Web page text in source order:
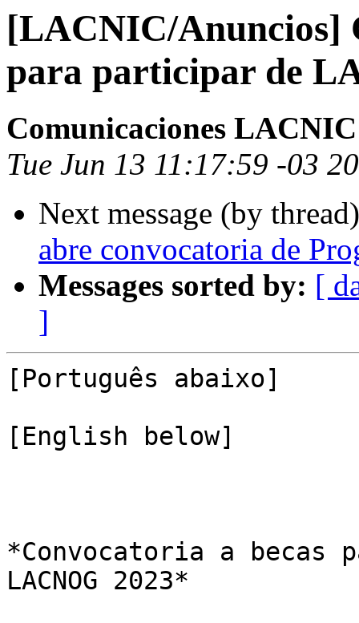
[LACNIC/Anuncios]
para participar de
Comunicaciones LACNIC
Tue Jun 13 11:17:59 -03
Next message (by
abre convocatoria de
Messages sorted by: [
]
[Português abaixo]
[English below]
*Convocatoria a becas
LACNOG 2023*